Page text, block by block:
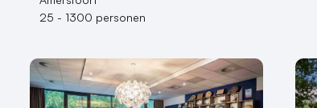
25 - 1300 personen